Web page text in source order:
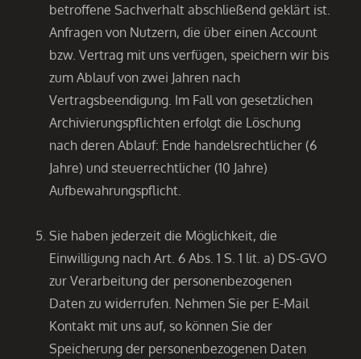
betroffene Sachverhalt abschließend geklärt ist.
Anfragen von Nutzern, die über einen Account
bzw. Vertrag mit uns verfügen, speichern wir bis
zum Ablauf von zwei Jahren nach
Vertragsbeendigung. Im Fall von gesetzlichen
Archivierungspflichten erfolgt die Löschung
nach deren Ablauf: Ende handelsrechtlicher (6
Jahre) und steuerrechtlicher (10 Jahre)
Aufbewahrungspflicht.
Sie haben jederzeit die Möglichkeit, die
Einwilligung nach Art. 6 Abs. 1 S. 1 lit. a) DS-GVO
zur Verarbeitung der personenbezogenen
Daten zu widerrufen. Nehmen Sie per E-Mail
Kontakt mit uns auf, so können Sie der
Speicherung der personenbezogenen Daten